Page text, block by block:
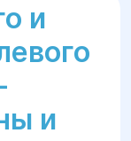
и
и